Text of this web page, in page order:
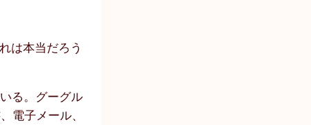
は本当だろう
る。グーグル
電子メール、